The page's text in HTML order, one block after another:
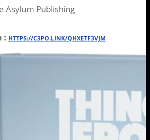
Asylum Publishing
: HTTPS://C3PO.LINK/QHXETF3VJM